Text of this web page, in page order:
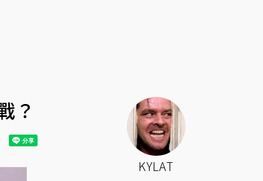
？
KYLAT